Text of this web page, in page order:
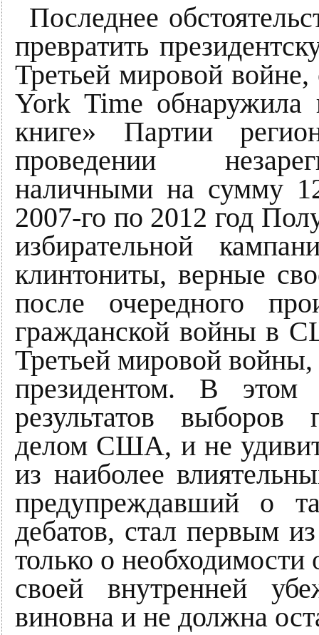
Последнее
превратить
Третьей мировой
York Time обнаружила
книге» Партии
проведении
наличными на сумму
2007-го по 2012 год
избирательной
клинтониты, верные
после очередного
гражданской войны в
Третьей мировой
президентом. В этом
результатов выборов
делом США, и не
из наиболее
предупреждавший о
дебатов, стал первым
только о
своей внутренней
виновна и не должна